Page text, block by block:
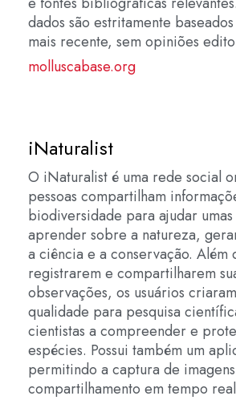
dados são estritamente
mais recente, sem opiniões
molluscabase.org
iNaturalist
O iNaturalist é uma rede social
pessoas compartilham
biodiversidade para ajudar umas
aprender sobre a natureza,
a ciência e a conservação. Além
registrarem e compartilharem
observações, os usuários
qualidade para pesquisa
cientistas a compreender e
espécies. Possui também um
permitindo a captura de
compartilhamento em tempo